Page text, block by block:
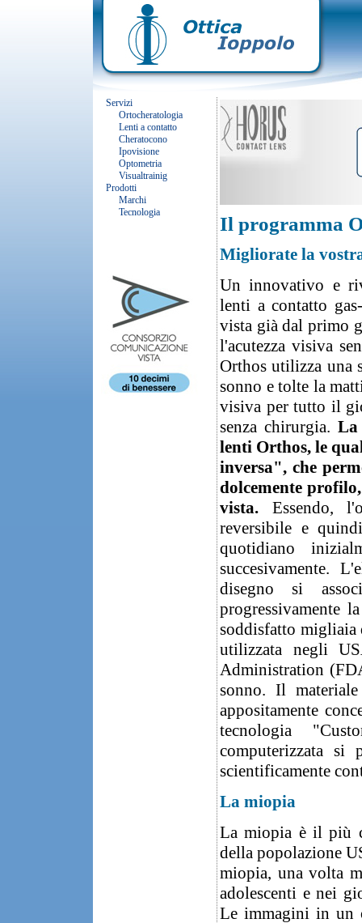
Servizi
Ortocheratologia
Lenti a contatto
Cheratocono
Ipovisione
Optometria
Visualtrainig
Prodotti
Marchi
Tecnologia
Il programma
Migliorate la
Un innovativo e
lenti a contatto
vista già dal primo
l'acutezza visiva
Orthos utilizza una
sonno e tolte la
visiva per tutto il
senza chirurgia.La
lenti Orthos, le
inversa", che
dolcemente
vista. Essendo,
reversibile e
quotidiano
succesivamente.
disegno si
progressivamente
soddisfatto
utilizzata negli
Administration
sonno. Il
appositamente
tecnologia
computerizzata si
scientificamente
La miopia
La miopia è il più
della popolazione
miopia, una volta
adolescenti e nei
Le immagini in un